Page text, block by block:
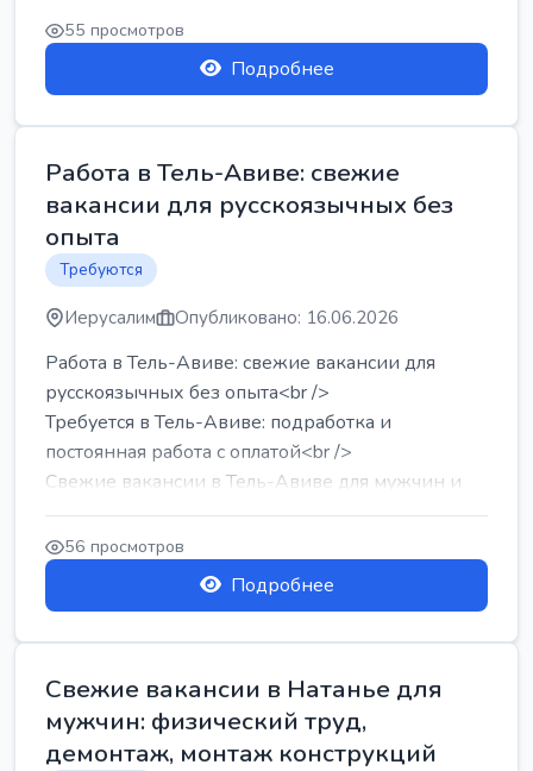
55 просмотров
Подробнее
Работа в Тель-Авиве: свежие
вакансии для русскоязычных без
опыта
Требуются
Иерусалим Опубликовано: 16.06.2026
Работа в Тель-Авиве: свежие вакансии для
русскоязычных без опыта<br />
Требуется в Тель-Авиве: подработка и
постоянная работа с оплатой<br />
Свежие вакансии в Тель-Авиве для мужчин и
женщин от хозя...
56 просмотров
Подробнее
Свежие вакансии в Натанье для
мужчин: физический труд,
демонтаж, монтаж конструкций